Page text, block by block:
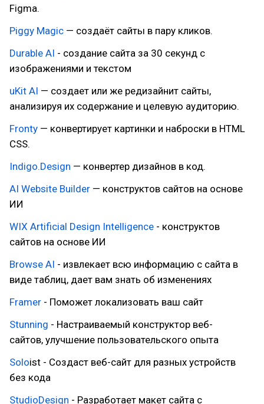
Figma.
Piggy Magic — создаёт сайты в пару кликов.
Durable AI - создание сайта за 30 секунд с
изображениями и текстом
uKit AI — создает или же редизайнит сайты,
анализируя их содержание и целевую аудиторию.
Fronty — конвертирует картинки и наброски в HTML
CSS.
Indigo.Design — конвертер дизайнов в код.
AI Website Builder — конструктов сайтов на основе
ИИ
WIX Artificial Design Intelligence - конструктов
сайтов на основе ИИ
Browse AI - извлекает всю информацию с сайта в
виде таблиц, дает вам знать об изменениях
Framer - Поможет локализовать ваш сайт
Stunning - Настраиваемый конструктор веб-
сайтов, улучшение пользовательского опыта
Soloist - Создаст веб-сайт для разных устройств
без кода
StudioDesign - Разработает макет сайта с